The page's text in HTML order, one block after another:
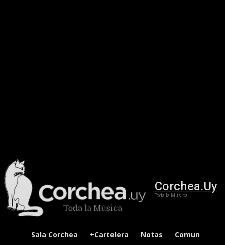
Corchea.Uy
Toda la Música
Sala Corchea +Cartelera Notas Comunidad